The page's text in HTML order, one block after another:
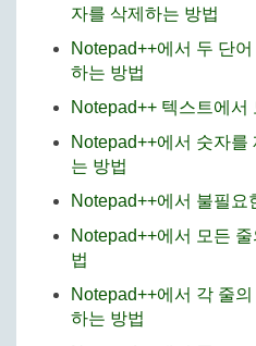
자를 삭제하는 방법
Notepad++에서 두 단
하는 방법
Notepad++ 텍스트에서
Notepad++에서 숫자
는 방법
Notepad++에서 불필요
Notepad++에서 모든
법
Notepad++에서 각 줄
하는 방법